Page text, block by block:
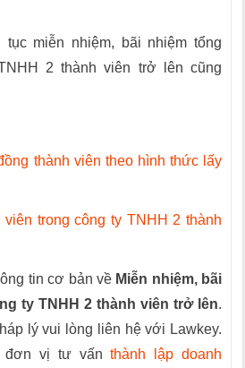
tục miễn nhiệm, bãi nhiệm tổng
2 thành viên trở lên cũng
thành viên theo hình thức lấy
trong công ty TNHH 2 thành
tin cơ bản về Miễn nhiệm, bãi
ty TNHH 2 thành viên trở lên.
lý vui lòng liên hệ với Lawkey.
đơn vị tư vấnthành lập doanh